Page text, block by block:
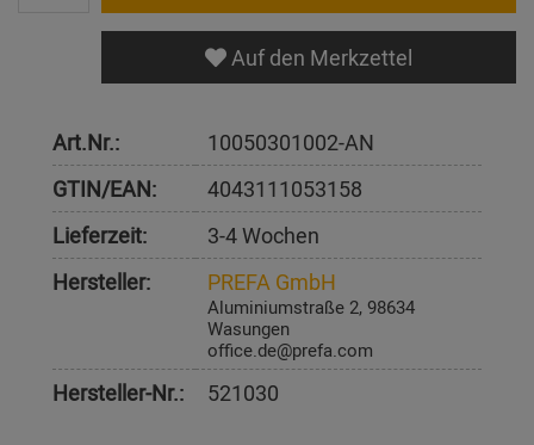
Auf den Merkzettel
Art.Nr.:
10050301002-AN
GTIN/EAN:
4043111053158
Lieferzeit:
3-4 Wochen
Hersteller:
PREFA GmbH
Aluminiumstraße 2, 98634
Wasungen
office.de@prefa.com
Hersteller-Nr.: 521030